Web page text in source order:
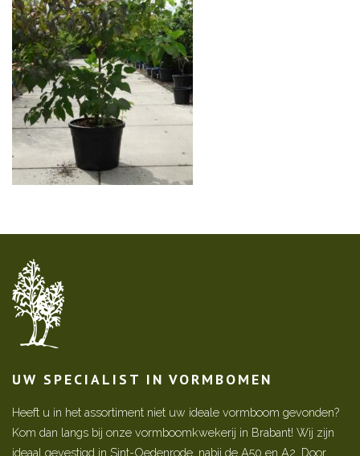
UW SPECIALIST IN VORMBOMEN
Heeft u in het assortiment niet uw ideale vormboom gevonden?
Kom dan langs bij onze vormboomkwekerij in Brabant! Wij zijn
ideaal gevestigd in Sint-Oedenrode, nabij de A50 en A2. Door